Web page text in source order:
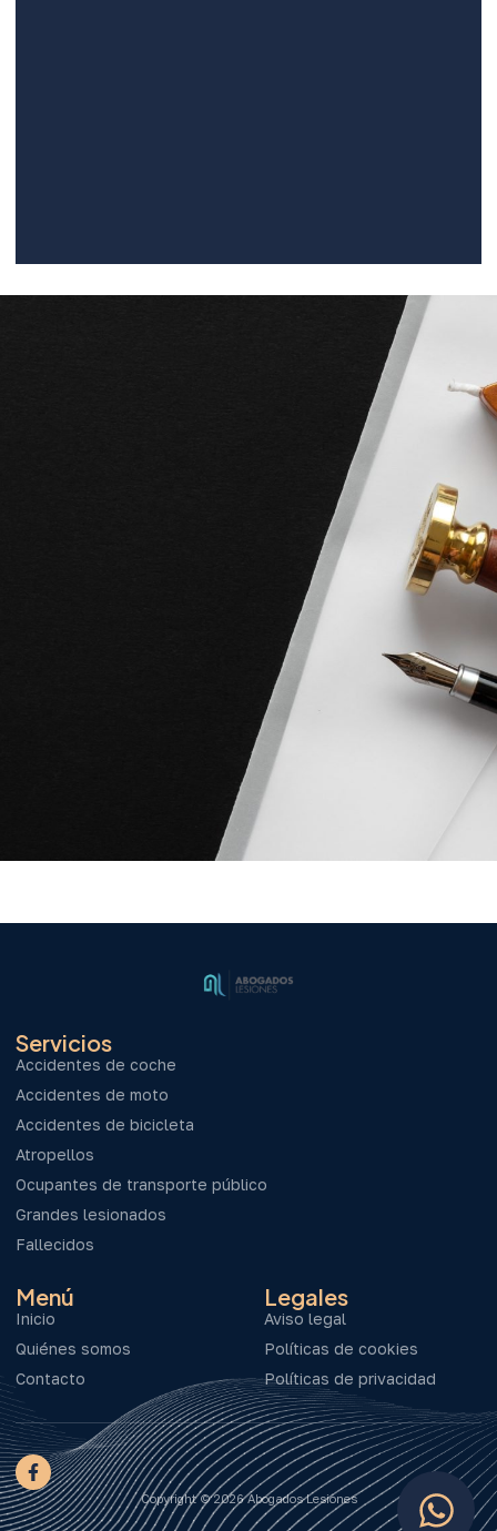
Servicios
Accidentes de coche
Accidentes de moto
Accidentes de bicicleta
Atropellos
Ocupantes de transporte público
Grandes lesionados
Fallecidos
Menú
Inicio
Quiénes somos
Contacto
Legales
Aviso legal
Políticas de cookies
Políticas de privacidad
Copyright © 2026 Abogados Lesiones